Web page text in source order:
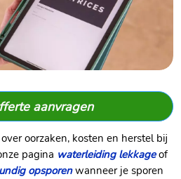
aanvragen
oorzaken, kosten en herstel bij
pagina waterleiding lekkageof
opsporenwanneer je sporen